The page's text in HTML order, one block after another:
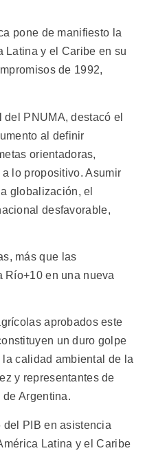
pone de manifiesto la
Latina y el Caribe en su
de 1992,
PNUMA, destacó el
al definir
orientadoras,
lo propositivo. Asumir
globalización, el
desfavorable,
más que las
Río+10 en una nueva
aprobados este
un duro golpe
calidad ambiental de la
y representantes de
Argentina.
PIB en asistencia
Latina y el Caribe